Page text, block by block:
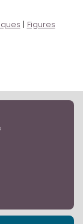
| Figures